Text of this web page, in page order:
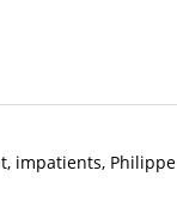
impatients, Philippe